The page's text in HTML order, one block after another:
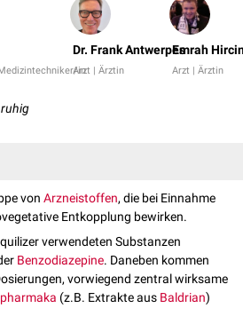
in
Dr. Frank Antwerpes
Arzt | Ärztin
Emrah
Arzt | Ärztin
von Arzneistoffen, die bei Einnahme
Entkopplung bewirken.
verwendeten Substanzen
Benzodiazepine. Daneben kommen
vorwiegend zentral wirksame
(z.B. Extrakte aus Baldrian)